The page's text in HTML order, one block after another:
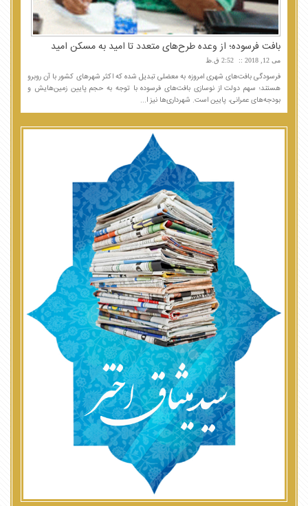
بافت فرسوده؛ از وعده طرح‌های متعدد تا امید به مسکن امید
می 12, 2018 2:52 ق.ظ
فرسودگی بافت‌های شهری امروزه به معضلی تبدیل شده که اکثر شهرهای کشور با آن روبرو
هستند؛ سهم دولت از نوسازی بافت‌های فرسوده با توجه به حجم پایین زمین‌هایش و
بودجه‌های عمرانی، پایین است. شهرداری‌ها نیز ا...